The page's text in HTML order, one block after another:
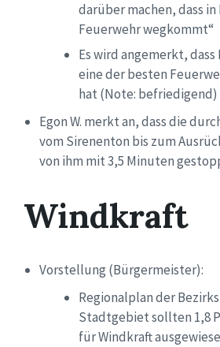
darüber machen, dass
Feuerwehr wegkommt“
Es wird angemerkt,
eine der besten
hat (Note: befriedigend)
Egon W. merkt an, dass die
vom Sirenenton bis zum
von ihm mit 3,5 Minuten
Windkraft
Vorstellung (Bürgermeister):
Regionalplan der
Stadtgebiet sollten 1,8
für Windkraft